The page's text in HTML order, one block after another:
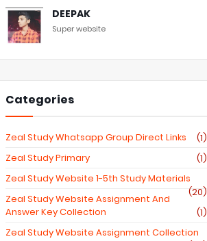
DEEPAK
Super website
Categories
Zeal Study Whatsapp Group Direct Links
(1)
Zeal Study Primary
(1)
Zeal Study Website 1-5th Study Materials
(20)
Zeal Study Website Assignment And
Answer Key Collection
(1)
Zeal Study Website Assignment Collection